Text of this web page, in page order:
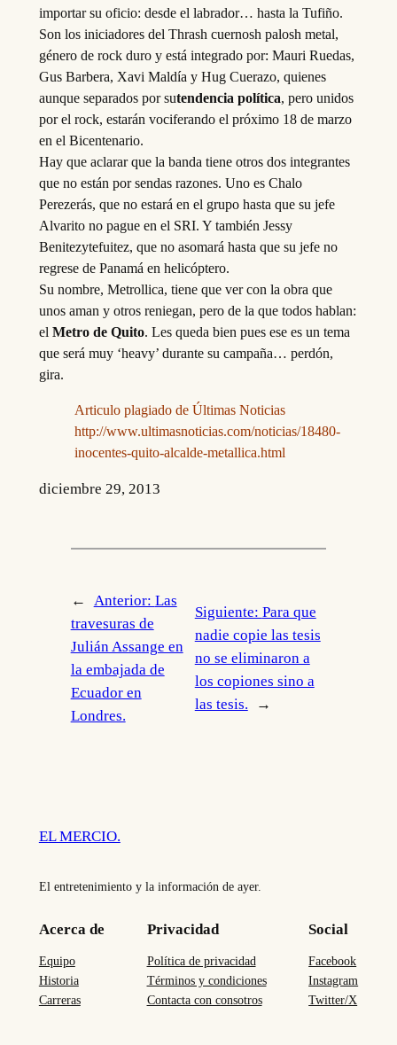
importar su oficio: desde el labrador… hasta la Tufiño.
Son los iniciadores del Thrash cuernosh palosh metal,
género de rock duro y está integrado por: Mauri Ruedas,
Gus Barbera, Xavi Maldía y Hug Cuerazo, quienes
aunque separados por sutendencia política, pero unidos
por el rock, estarán vociferando el próximo 18 de marzo
en el Bicentenario.
Hay que aclarar que la banda tiene otros dos integrantes
que no están por sendas razones. Uno es Chalo
Perezerás, que no estará en el grupo hasta que su jefe
Alvarito no pague en el SRI. Y también Jessy
Benitezytefuitez, que no asomará hasta que su jefe no
regrese de Panamá en helicóptero.
Su nombre, Metrollica, tiene que ver con la obra que
unos aman y otros reniegan, pero de la que todos hablan:
el Metro de Quito. Les queda bien pues ese es un tema
que será muy ‘heavy’ durante su campaña… perdón,
gira.
Articulo plagiado de Últimas Noticias
http://www.ultimasnoticias.com/noticias/18480-
inocentes-quito-alcalde-metallica.html
diciembre 29, 2013
← Anterior: Las
travesuras de
Julián Assange en
la embajada de
Ecuador en
Londres.
Siguiente: Para que
nadie copie las tesis
no se eliminaron a
los copiones sino a
las tesis.
→
EL MERCIO.
El entretenimiento y la información de ayer.
Acerca de
Equipo
Historia
Carreras
Privacidad
Política de privacidad
Términos y condiciones
Contacta con consotros
Social
Facebook
Instagram
Twitter/X